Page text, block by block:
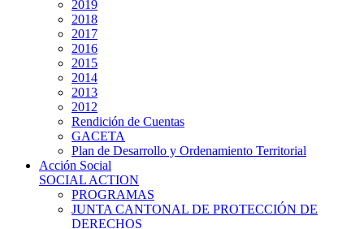
2019
2018
2017
2016
2015
2014
2013
2012
Rendición de Cuentas
GACETA
Plan de Desarrollo y Ordenamiento Territorial
Acción Social
SOCIAL ACTION
PROGRAMAS
JUNTA CANTONAL DE PROTECCIÓN DE
DERECHOS